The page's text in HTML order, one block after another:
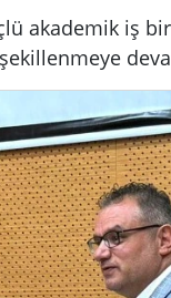
akademik iş